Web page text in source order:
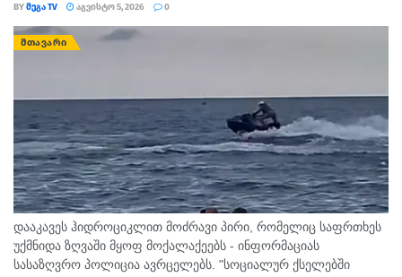
BYᲛᲔᲒᲐ TV ᲐᲒᲕᲘᲡᲢᲝ 5, 2026 0
ᲛᲗᲐᲕᲐᲠᲘ
დააკავეს ჰიდროციკლით მოძრავი პირი, რომელიც საფრთხეს
უქმნიდა ზღვაში მყოფ მოქალაქეებს - ინფორმაციას
სასაზღვრო პოლიცია ავრცელებს. "სოციალურ ქსელებში